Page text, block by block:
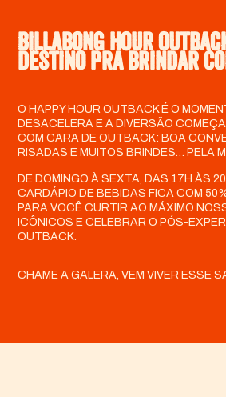
Billabong Hour
destino pra brindar
O HAPPY HOUR OUTBACK É O
DESACELERA E A DIVERSÃO
COM CARA DE OUTBACK: BOA
RISADAS E MUITOS BRINDES… PELA
DE DOMINGO À SEXTA, DAS 17H ÀS
CARDÁPIO DE BEBIDAS FICA COM
PARA VOCÊ CURTIR AO MÁXIMO
ICÔNICOS E CELEBRAR O PÓS-
OUTBACK.
CHAME A GALERA, VEM VIVER ESSE